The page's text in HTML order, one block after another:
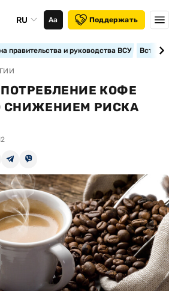
RU Аа Поддержать
правительства и руководства ВСУ
КОФЕ
СНИЖЕНИЕМ РИСКА